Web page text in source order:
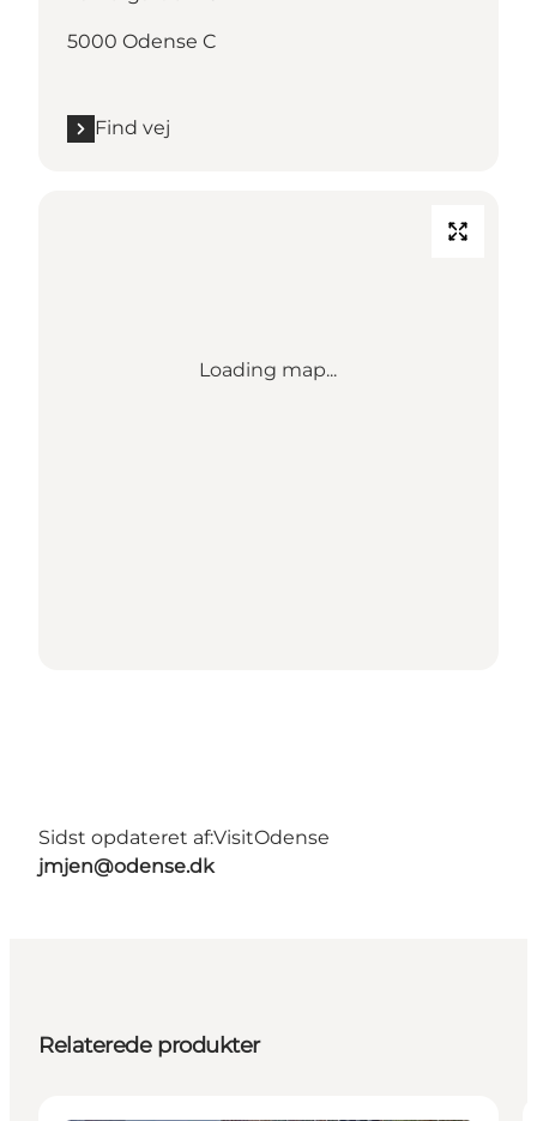
5000 Odense C
Find vej
Loading map...
Sidst opdateret af:VisitOdense
jmjen@odense.dk
Relaterede produkter